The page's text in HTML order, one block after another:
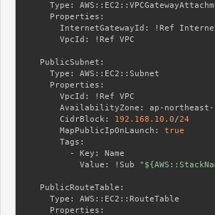
    Type:
    Properties:
      InternetGatewayId:
      VpcId:
!Ref VPC
  PublicSubnet:
    Type:
    Properties:
      VpcId:
      AvailabilityZone:
ap-northeast -
      CidrBlock:
192.168 .10 .0/24
      MapPublicIpOnLaunch:
true
      Tags:
        - Key:
          Value:
!Sub
  PublicRouteTable:
    Type:
    Properties: